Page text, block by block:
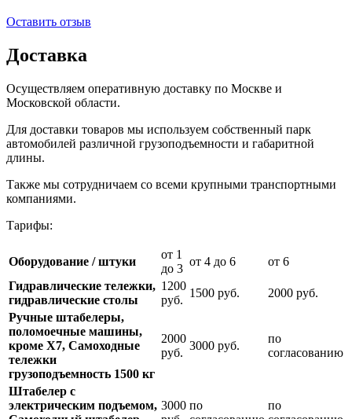
Оставить отзыв
Доставка
Осуществляем оперативную доставку по Москве и
Московской области.
Для доставки товаров мы используем собственный парк
автомобилей различной грузоподъемности и габаритной
длины.
Также мы сотрудничаем со всеми крупными транспортными
компаниями.
Тарифы:
Оборудование / штуки
от 1
до 3
от 4 до 6
от 6
Гидравлические тележки,
гидравлические столы
1200
руб.
1500 руб.
2000 руб.
Ручные штабелеры,
поломоечные машины,
кроме Х7, Самоходные
тележки
грузоподъемность 1500 кг
2000
руб.
3000 руб.
по
согласованию
Штабелер с
электрическим подъемом, 3000 по
по